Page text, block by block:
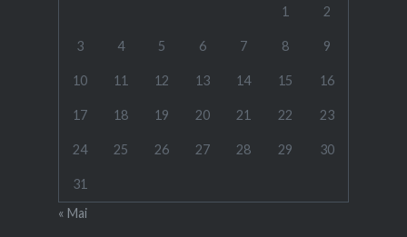
1 2
3 4 5 6 7 8 9
10 11 12 13 14 15 16
17 18 19 20 21 22 23
24 25 26 27 28 29 30
31
« Mai